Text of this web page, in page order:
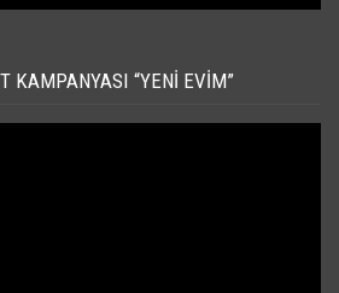
KAMPANYASI “YENI EVIM”